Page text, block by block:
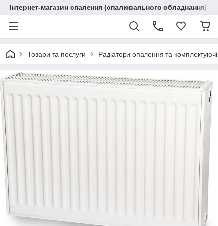
Інтернет-магазин опалення (опалювального обладнання)
Товари та послуги Радіатори опалення та комплектуючі